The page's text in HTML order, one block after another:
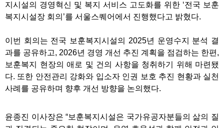
지시설의 경영혁신 및 복지 서비스 고도화를 위한 ‘전국 보훈
복지시설장 회의’를 서울스퀘어에서 진행했다고 밝혔다.
이번 회의는 전국 보훈복지시설의 2025년 운영수지 분석 결
과를 공유하고, 2026년 경영 개선 추진 계획을 점검하는 한편,
보훈복지 현장의 애로 및 건의 사항을 청취하기 위해 마련됐
다. 또한 안전관리 강화와 입소자 인권 보호 추진 현황과 실천
사례를 공유하며 향후 개선 방향을 논의했다.
윤종진 이사장은 “보훈복지시설은 국가유공자분들의 삶의 질